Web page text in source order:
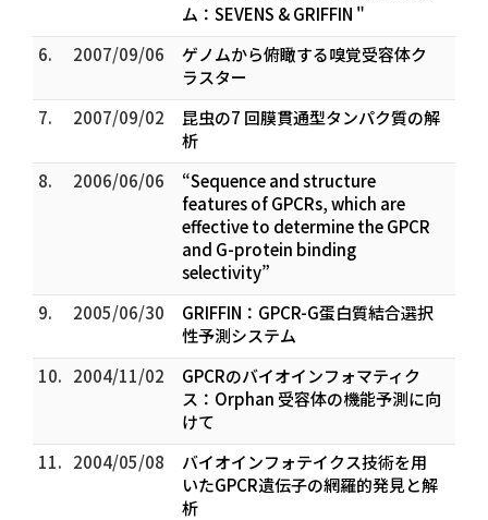
ム：SEVENS & GRIFFIN "
6.
2007/09/06
ゲノムから俯瞰する嗅覚受容体ク
ラスター
7.
2007/09/02
昆虫の7 回膜貫通型タンパク質の解
析
8.
2006/06/06
“Sequence and structure
features of GPCRs, which are
effective to determine the GPCR
and G-protein binding
selectivity”
9.
2005/06/30
GRIFFIN：GPCR-G蛋白質結合選択
性予測システム
10. 2004/11/02
GPCRのバイオインフォマティク
ス：Orphan 受容体の機能予測に向
けて
11. 2004/05/08
バイオインフォテイクス技術を用
いたGPCR遺伝子の網羅的発見と解
析